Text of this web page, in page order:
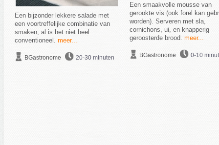
Een bijzonder lekkere salade met
een voortreffelijke combinatie van
smaken, al is het niet heel
conventioneel. meer...
BGastronome 20-30 minuten
Een smaakvolle mousse van
gerookte vis (ook forel kan
worden). Serveren met sla,
cornichons, ui, en knapperig
geroosterde brood. meer...
BGastronome 0-10